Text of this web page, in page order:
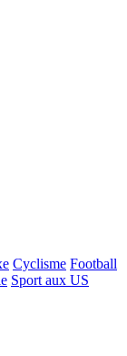
Cyclisme Football
Sport aux US